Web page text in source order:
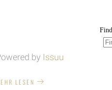
by Issuu
LESEN